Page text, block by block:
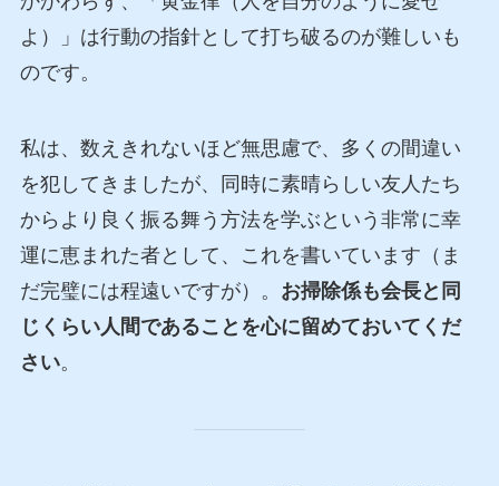
よ）」は行動の指針として打ち破るのが難しいも
のです。
私は、数えきれないほど無思慮で、多くの間違い
を犯してきましたが、同時に素晴らしい友人たち
からより良く振る舞う方法を学ぶという非常に幸
運に恵まれた者として、これを書いています（ま
だ完璧には程遠いですが）。 お掃除係も会長と同
じくらい人間であることを心に留めておいてくだ
さい。